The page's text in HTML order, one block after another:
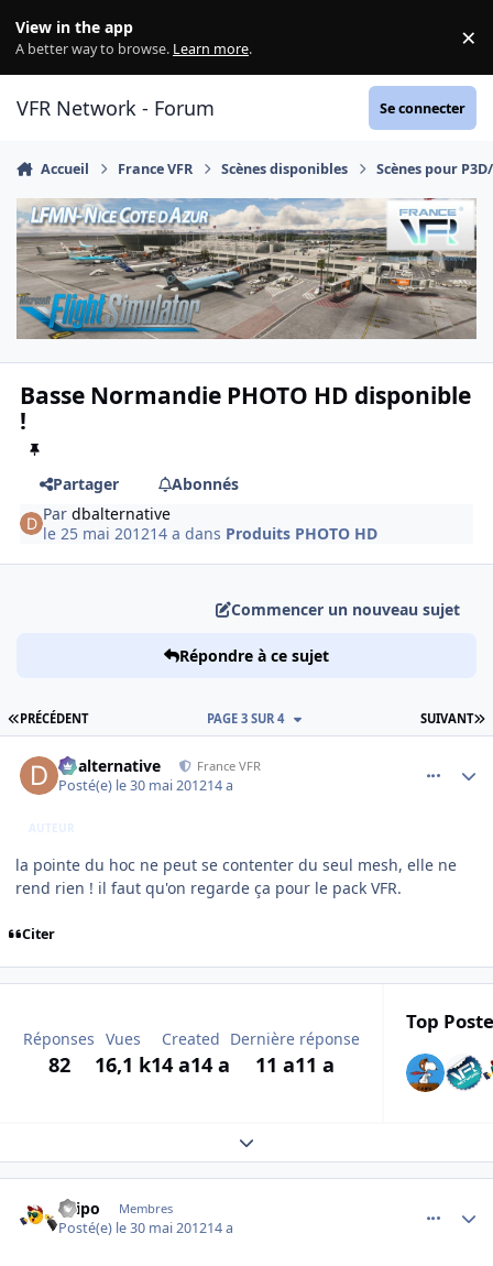
View in the app
A better way to browse. Learn more. ×
VFR Network - Forum Se connecter
Accueil France VFR Scènes disponibles Scènes pour
Basse Normandie PHOTO HD disponible
!
Partager
Abonnés
Pardbalternative
le 25 mai 201214 a dans Produits PHOTO HD
Commencer un nouveau sujet
Répondre à ce sujet
PREMIÈRE PAGE
PRÉCÉDENT SUIVANT
PAGE 3 SUR 4
dbalternative France VFR
Posté(e) le 30 mai 201214 a
AUTEUR
la pointe du hoc ne peut se contenter du seul mesh, elle ne
rend rien ! il faut qu'on regarde ça pour le pack VFR.
Citer
Réponses
82
Vues
16,1 k
Created
14 a14 a
Dernière réponse
11 a11 a
Top
Expand topic overview
Filipo Membres
Posté(e) le 30 mai 201214 a